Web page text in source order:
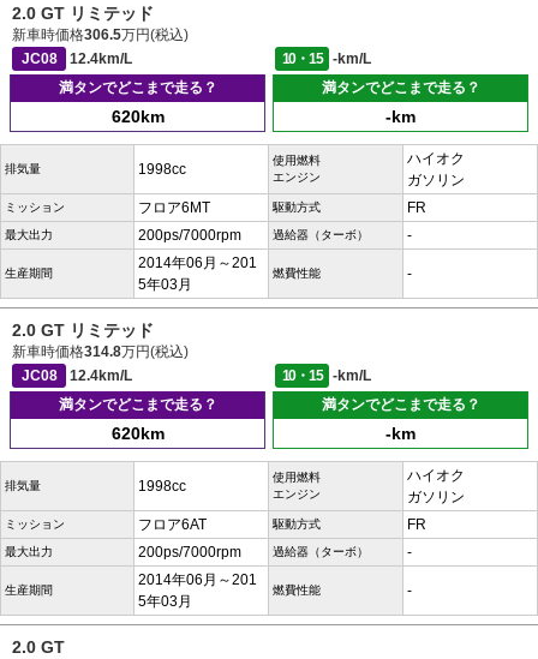
2.0 GT リミテッド
新車時価格306.5万円(税込)
JC08
12.4km/L 10・15
-km/L
満タンでどこまで走る？
620km
満タンでどこまで走る？
-km
排気量 1998cc
使用燃料
エンジン
ハイオク
ガソリン
ミッション フロア6MT 駆動方式 FR
最大出力 200ps/7000rpm 過給器（ターボ） -
生産期間
2014年06月～201
5年03月
燃費性能 -
2.0 GT リミテッド
新車時価格314.8万円(税込)
JC08
12.4km/L 10・15
-km/L
満タンでどこまで走る？
620km
満タンでどこまで走る？
-km
排気量 1998cc
使用燃料
エンジン
ハイオク
ガソリン
ミッション フロア6AT 駆動方式 FR
最大出力 200ps/7000rpm 過給器（ターボ） -
生産期間
2014年06月～201
5年03月
燃費性能 -
2.0 GT